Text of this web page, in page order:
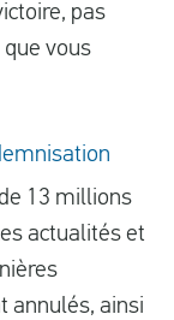
pas
vous
13 millions
actualités et
annulés, ainsi